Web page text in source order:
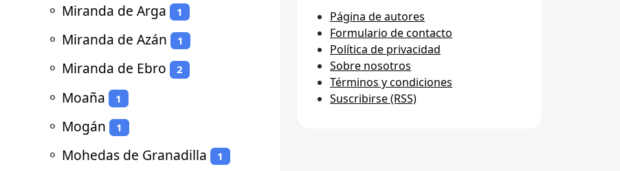
⚬ Miranda de Arga 1
⚬ Miranda de Azán 1
⚬ Miranda de Ebro 2
⚬ Moaña 1
⚬ Mogán 1
⚬ Mohedas de Granadilla 1
Página de autores
Formulario de contacto
Política de privacidad
Sobre nosotros
Términos y condiciones
Suscribirse (RSS)